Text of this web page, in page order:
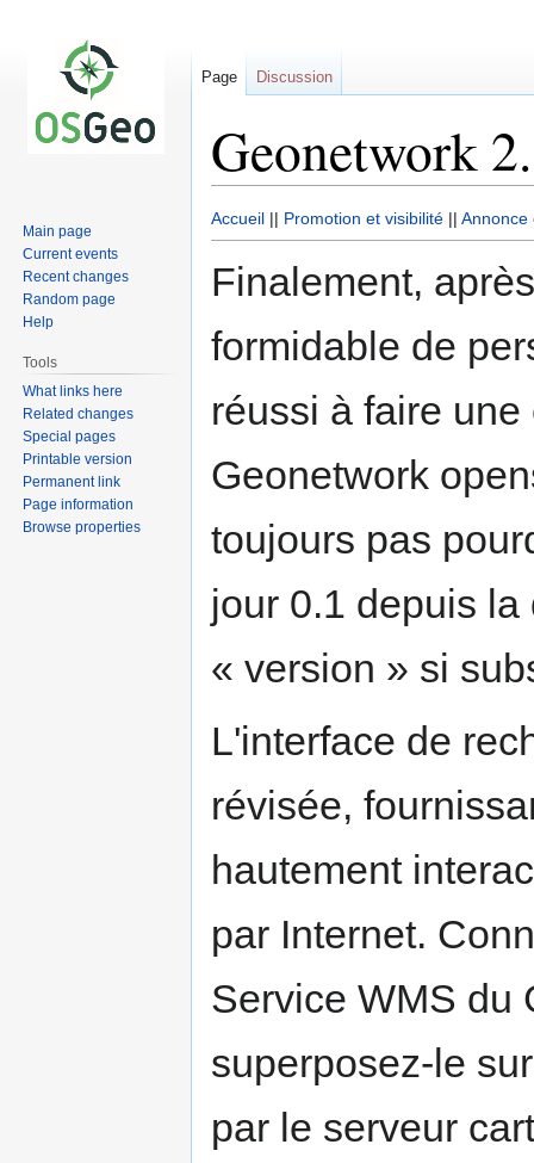
Geonetwork
Jump
to
navigation
Jump
to
search
Accueil || Promotion et visibilité || Annonce
Finalement,
formidable de
réussi à faire
Geonetwork
toujours pas
jour 0.1 depuis
« version » si
L'interface de
révisée,
hautement
par Internet.
Service WMS du
superposez-le
par le serveur
Page Discussion
Main page
Current events
Recent changes
Random page
Help
Tools
What links here
Related changes
Special pages
Printable version
Permanent link
Page information
Browse properties